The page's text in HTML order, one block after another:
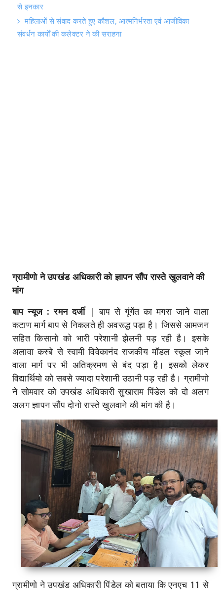
से इनकार
महिलाओं से संवाद करते हुए कौशल, आत्मनिर्भरता एवं आजीविका
संवर्धन कार्यों की कलेक्टर ने की सराहना
ग्रामीणो ने उपखंड अधिकारी को ज्ञापन सौंप रास्ते खुलवाने की
मांग
बाप न्यूज : रमन दर्जी|बाप से गूंगेंत का मगरा जाने वाला
कटाण मार्ग बाप से निकलते ही अवरूद्ध पड़ा है। जिससे आमजन
सहित किसानो को भारी परेशानी झेलनी पड़ रही है। इसके
अलावा कस्बे से स्वामी विवेकानंद राजकीय मॉडल स्कूल जाने
वाला मार्ग पर भी अतिक्रमण से बंद पड़ा है। इसको लेकर
विद्यार्थियो को सबसे ज्यादा परेशानी उठानी पड़ रही है। ग्रामीणो
ने सोमवार को उपखंड अधिकारी सुखाराम पिंडेल को दो अलग
अलग ज्ञापन सौंप दोनो रास्ते खुलवाने की मांग की है।
ग्रामीणो ने उपखंड अधिकारी पिंडेल को बताया कि एनएच 11 से